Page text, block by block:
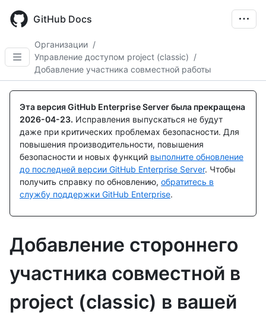
main
GitHub Docs
Организации /
Управление доступом project (classic) /
Добавление участника совместной работы
Эта версия GitHub Enterprise Server была прекращена
2026-04-23. Исправления выпускаться не будут
даже при критических проблемах безопасности. Для
повышения производительности, повышения
безопасности и новых функций выполните обновление
до последней версии GitHub Enterprise Server. Чтобы
получить справку по обновлению, обратитесь в
службу поддержки GitHub Enterprise.
Добавление стороннего
участника совместной в
project (classic) в вашей